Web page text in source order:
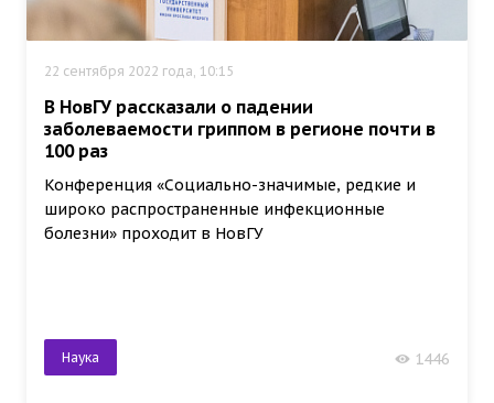
22 сентября 2022 года, 10:15
В НовГУ рассказали о падении
заболеваемости гриппом в регионе почти в
100 раз
Конференция «Социально-значимые, редкие и
широко распространенные инфекционные
болезни» проходит в НовГУ
Наука 1446